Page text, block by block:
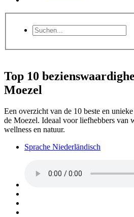
Top 10
Moezel
Een overzicht van de 10 beste en
de Moezel. Ideaal voor liefhebbers van
wellness en natuur.
Sprache Niederländisch